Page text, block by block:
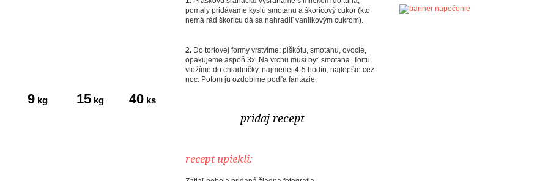
9kg 15kg 40 ks
pomaly pridávame kyslú smotanu a škoricový cukor (kto
nemá rád škoricu dá sa nahradiť vanilkovým cukrom).
2. Do tortovej formy vrstvíme: piškótu, smotanu, ovocie,
opakujeme aspoň 3x. Na vrchu musí byť smotana. Tortu
vložíme do chladničky, najmenej 4-5 hodín, najlepšie cez
noc. Potom ju ozdobíme podľa fantázie.
pridaj recept
recept upiekli: